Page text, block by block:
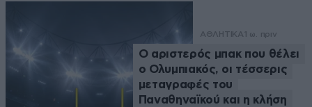
ΑΘΛΗΤΙΚΑ 1 ω. πριν
Ο αριστερός μπακ που θέλει
ο Ολυμπιακός, οι τέσσερις
μεταγραφές του
Παναθηναϊκού και η κλήση